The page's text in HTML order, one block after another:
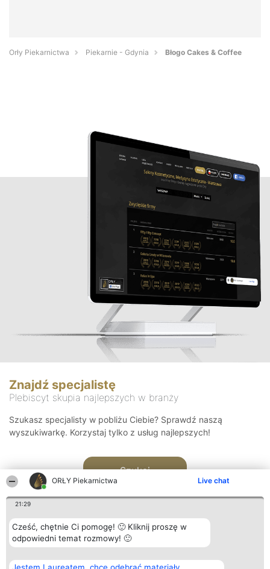
ORŁY Piekarnictwa Live chat
21:29
Cześć, chętnie Ci pomogę! 🙂 Kliknij proszę w
odpowiedni temat rozmowy! 🙂
Orły Piekarnictwa Piekarnie - Gdynia Błogo Cakes & Coffee
Znajdź specjalistę
Plebiscyt skupia najlepszych w branży
Szukasz specjalisty w pobliżu Ciebie? Sprawdź naszą
wyszukiwarkę. Korzystaj tylko z usług najlepszych!
Szukaj
Organizator plebiscytu Plebiscyt Kontakt